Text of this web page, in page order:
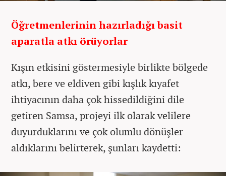
Öğretmenlerinin hazırladığı basit
aparatla atkı örüyorlar
Kışın etkisini göstermesiyle birlikte bölgede
atkı, bere ve eldiven gibi kışlık kıyafet
ihtiyacının daha çok hissedildiğini dile
getiren Samsa, projeyi ilk olarak velilere
duyurduklarını ve çok olumlu dönüşler
aldıklarını belirterek, şunları kaydetti: